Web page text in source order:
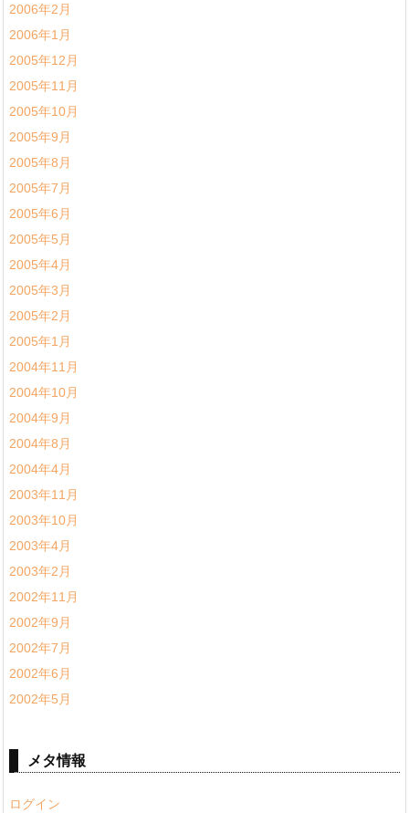
2006年2月
2006年1月
2005年12月
2005年11月
2005年10月
2005年9月
2005年8月
2005年7月
2005年6月
2005年5月
2005年4月
2005年3月
2005年2月
2005年1月
2004年11月
2004年10月
2004年9月
2004年8月
2004年4月
2003年11月
2003年10月
2003年4月
2003年2月
2002年11月
2002年9月
2002年7月
2002年6月
2002年5月
メタ情報
ログイン